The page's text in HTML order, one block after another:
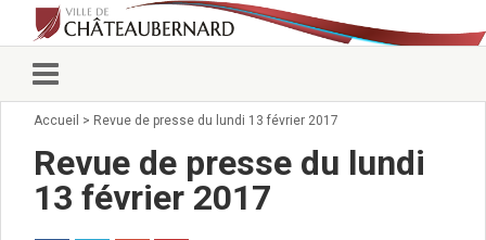
Vie municipale
Conseillers municipaux
Commissions 2026
Accueil > Revue de presse du lundi 13 février 2017
Revue de presse du lundi
13 février 2017